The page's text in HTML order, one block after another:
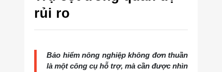
rủi ro
Bảo hiểm nông nghiệp không đơn thuần
là một công cụ hỗ trợ, mà cần được nhìn